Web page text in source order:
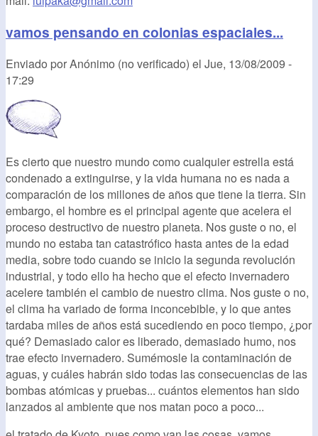
vamos pensando en colonias espaciales...
Enviado porAnónimo (no verificado) el Jue, 13/08/2009 -
17:29
Es cierto que nuestro mundo como cualquier estrella está
condenado a extinguirse, y la vida humana no es nada a
comparación de los millones de años que tiene la tierra. Sin
embargo, el hombre es el principal agente que acelera el
proceso destructivo de nuestro planeta. Nos guste o no, el
mundo no estaba tan catastrófico hasta antes de la edad
media, sobre todo cuando se inicio la segunda revolución
industrial, y todo ello ha hecho que el efecto invernadero
acelere también el cambio de nuestro clima. Nos guste o no,
el clima ha variado de forma inconcebible, y lo que antes
tardaba miles de años está sucediendo en poco tiempo, ¿por
qué? Demasiado calor es liberado, demasiado humo, nos
trae efecto invernadero. Sumémosle la contaminación de
aguas, y cuáles habrán sido todas las consecuencias de las
bombas atómicas y pruebas... cuántos elementos han sido
lanzados al ambiente que nos matan poco a poco...